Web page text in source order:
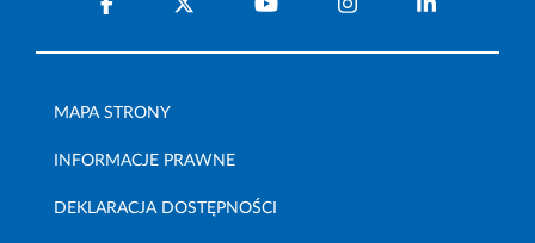
MAPA STRONY
INFORMACJE PRAWNE
DEKLARACJA DOSTĘPNOŚCI